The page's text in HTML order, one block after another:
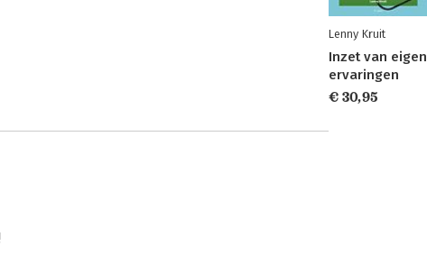
Lenny Kruit
Inzet van eigen
ervaringen
€ 30,95